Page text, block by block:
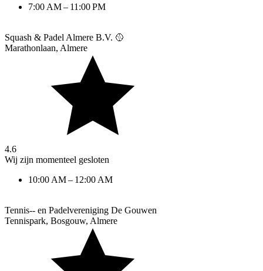
7:00 AM – 11:00 PM
Squash & Padel Almere B.V. 🥎
Marathonlaan, Almere
4.6
Wij zijn momenteel gesloten
10:00 AM – 12:00 AM
Tennis-- en Padelvereniging De Gouwen
Tennispark, Bosgouw, Almere